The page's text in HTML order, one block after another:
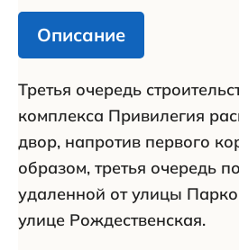
Описание
Третья очередь
комплекса Привилегия
двор, напротив первого
образом, третья очередь
удаленной от улицы
улице Рождественская.